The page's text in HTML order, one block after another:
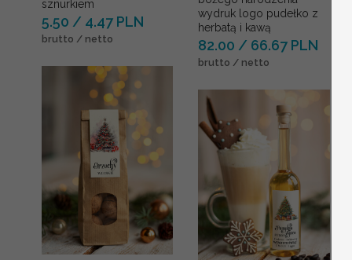
sznurkiem
5.50 / 4.47 PLN
brutto / netto
wydruk logo pudełko z
herbatą i kawą
82.00 / 66.67 PLN
brutto / netto